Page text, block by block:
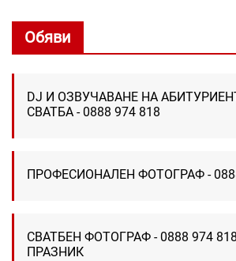
Обяви
DJ И ОЗВУЧАВАНЕ НА
СВАТБА - 0888 974 818
ПРОФЕСИОНАЛЕН ФОТОГРАФ -
СВАТБЕН ФОТОГРАФ - 0888 974
ПРАЗНИК